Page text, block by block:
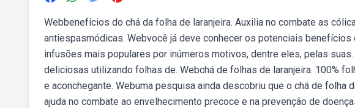
Webbenefícios do chá da folha de laranjeira. Auxilia no combate as
antiespasmódicas. Webvocê já deve conhecer os potenciais benefícios
infusões mais populares por inúmeros motivos, dentre eles, pelas
deliciosas utilizando folhas de. Webchá de folhas de laranjeira. 100%
e aconchegante. Webuma pesquisa ainda descobriu que o chá de folha
ajuda no combate ao envelhecimento precoce e na prevenção de